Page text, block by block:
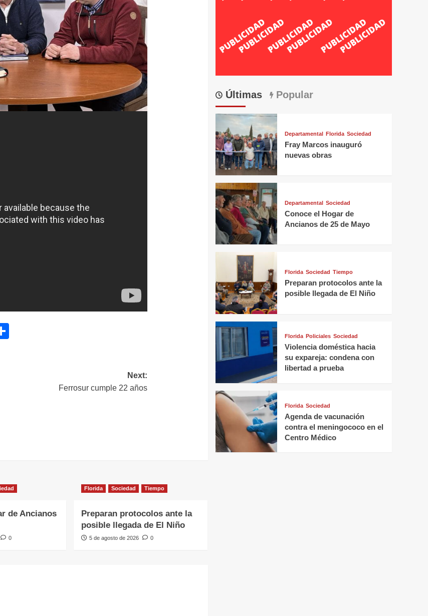
Next:
Ferrosur cumple 22 años
de Ancianos
0
Florida Sociedad Tiempo
Preparan protocolos ante la
posible llegada de El Niño
5 de agosto de 2026 0
Últimas Popular
Departamental Florida Sociedad
Fray Marcos inauguró
nuevas obras
Departamental Sociedad
Conoce el Hogar de
Ancianos de 25 de Mayo
Florida Sociedad Tiempo
Preparan protocolos ante la
posible llegada de El Niño
Florida Policiales Sociedad
Violencia doméstica hacia
su expareja: condena con
libertad a prueba
Florida Sociedad
Agenda de vacunación
contra el meningococo en el
Centro Médico